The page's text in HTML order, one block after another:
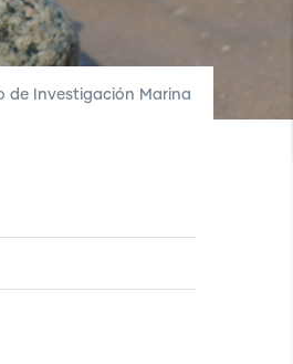
de Investigación Marina